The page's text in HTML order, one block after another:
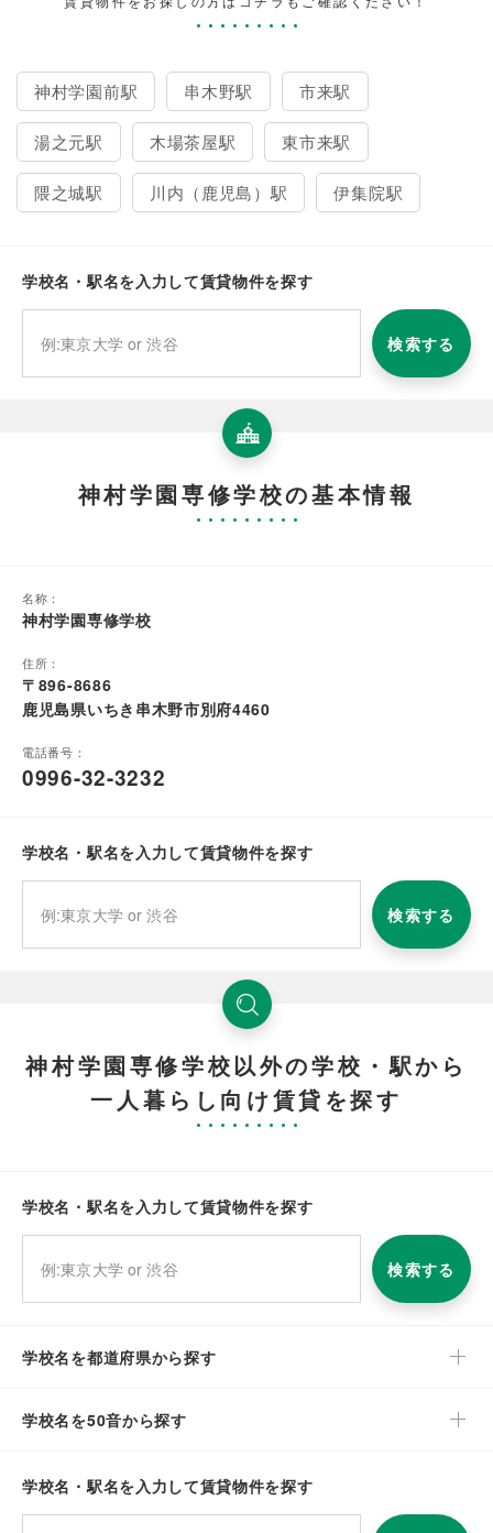
神村学園前駅 串木野駅 市来駅
湯之元駅 木場茶屋駅 東市来駅
隈之城駅 川内（鹿児島）駅 伊集院駅
学校名・駅名を入力して賃貸物件を探す
検索する
神村学園専修学校の基本情報
名称：
神村学園専修学校
住所：
〒896-8686
鹿児島県いちき串木野市別府4460
電話番号：
0996-32-3232
学校名・駅名を入力して賃貸物件を探す
検索する
神村学園専修学校以外の学校・駅から
一人暮らし向け賃貸を探す
学校名・駅名を入力して賃貸物件を探す
検索する
学校名を都道府県から探す
学校名を50音から探す
学校名・駅名を入力して賃貸物件を探す